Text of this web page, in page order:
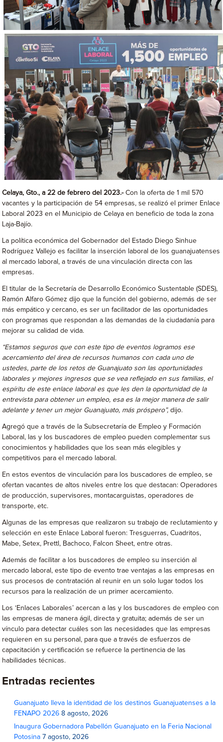
Celaya, Gto., a 22 de febrero del 2023.-Con la oferta de 1 mil 570
vacantes y la participación de 54 empresas, se realizó el primer Enlace
Laboral 2023 en el Municipio de Celaya en beneficio de toda la zona
Laja-Bajío.
La política económica del Gobernador del Estado Diego Sinhue
Rodríguez Vallejo es facilitar la inserción laboral de los guanajuatenses
al mercado laboral, a través de una vinculación directa con las
empresas.
El titular de la Secretaría de Desarrollo Económico Sustentable (SDES),
Ramón Alfaro Gómez dijo que la función del gobierno, además de ser
más empático y cercano, es ser un facilitador de las oportunidades
con programas que respondan a las demandas de la ciudadanía para
mejorar su calidad de vida.
“Estamos seguros que con este tipo de eventos logramos ese
acercamiento del área de recursos humanos con cada uno de
ustedes, parte de los retos de Guanajuato son las oportunidades
laborales y mejores ingresos que se vea reflejado en sus familias, el
espíritu de este enlace laboral es que les den la oportunidad de la
entrevista para obtener un empleo, esa es la mejor manera de salir
adelante y tener un mejor Guanajuato, más próspero”, dijo.
Agregó que a través de la Subsecretaría de Empleo y Formación
Laboral, las y los buscadores de empleo pueden complementar sus
conocimientos y habilidades que los sean más elegibles y
competitivos para el mercado laboral.
En estos eventos de vinculación para los buscadores de empleo, se
ofertan vacantes de altos niveles entre los que destacan: Operadores
de producción, supervisores, montacarguistas, operadores de
transporte, etc.
Algunas de las empresas que realizaron su trabajo de reclutamiento y
selección en este Enlace Laboral fueron: Tresguerras, Cuadritos,
Mabe, Setex, Prettl, Bachoco, Falcon Sheet, entre otras.
Además de facilitar a los buscadores de empleo su inserción al
mercado laboral, este tipo de evento trae ventajas a las empresas en
sus procesos de contratación al reunir en un solo lugar todos los
recursos para la realización de un primer acercamiento.
Los ‘Enlaces Laborales’ acercan a las y los buscadores de empleo con
las empresas de manera ágil, directa y gratuita; además de ser un
vínculo para detectar cuáles son las necesidades que las empresas
requieren en su personal, para que a través de esfuerzos de
capacitación y certificación se refuerce la pertinencia de las
habilidades técnicas.
Entradas recientes
Guanajuato lleva la identidad de los destinos Guanajuatenses a la
FENAPO 2026 8 agosto, 2026
Inaugura Gobernadora Pabellón Guanajuato en la Feria Nacional
Potosina 7 agosto, 2026